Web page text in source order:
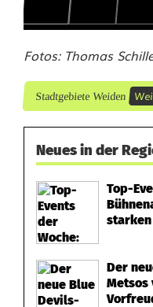
Fotos: Thomas
Stadtgebiete Weiden
Neues in der
Top-
starken
Der
Metsos